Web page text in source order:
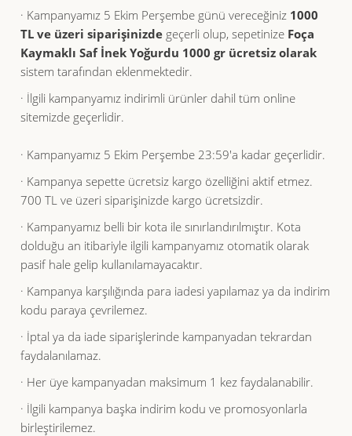
· Kampanyamız 5 Ekim Perşembe günü vereceğiniz 1000
TL ve üzeri siparişinizde geçerli olup, sepetinize Foça
Kaymaklı Saf İnek Yoğurdu 1000 gr ücretsiz olarak
sistem tarafından eklenmektedir.
· İlgili kampanyamız indirimli ürünler dahil tüm online
sitemizde geçerlidir.
· Kampanyamız 5 Ekim Perşembe 23:59'a kadar geçerlidir.
· Kampanya sepette ücretsiz kargo özelliğini aktif etmez.
700 TL ve üzeri siparişinizde kargo ücretsizdir.
· Kampanyamız belli bir kota ile sınırlandırılmıştır. Kota
dolduğu an itibariyle ilgili kampanyamız otomatik olarak
pasif hale gelip kullanılamayacaktır.
· Kampanya karşılığında para iadesi yapılamaz ya da indirim
kodu paraya çevrilemez.
· İptal ya da iade siparişlerinde kampanyadan tekrardan
faydalanılamaz.
· Her üye kampanyadan maksimum 1 kez faydalanabilir.
· İlgili kampanya başka indirim kodu ve promosyonlarla
birleştirilemez.